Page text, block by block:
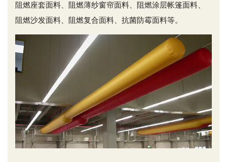
阻燃座套面料、阻燃薄纱窗帘面料、阻燃涂层帐篷面料、
阻燃沙发面料、阻燃复合面料、抗菌防霉面料等。